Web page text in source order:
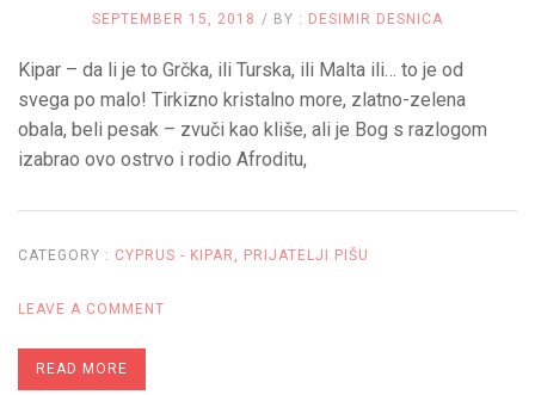
SEPTEMBER 15, 2018 BY : DESIMIR DESNICA
Kipar – da li je to Grčka, ili Turska, ili Malta ili… to je od
svega po malo! Tirkizno kristalno more, zlatno-zelena
obala, beli pesak – zvuči kao kliše, ali je Bog s razlogom
izabrao ovo ostrvo i rodio Afroditu,
CATEGORY : CYPRUS - KIPAR , PRIJATELJI PIŠU
LEAVE A COMMENT
READ MORE